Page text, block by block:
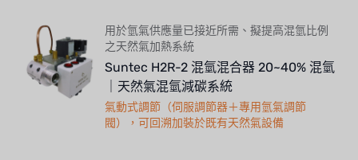
用於氫氣供應量已接近所需、擬提高混氫比例
之天然氣加熱系統
Suntec H2R-2 混氫混合器 20~40% 混氫
｜天然氣混氫減碳系統
氣動式調節（伺服調節器＋專用氫氣調節
閥），可回溯加裝於既有天然氣設備